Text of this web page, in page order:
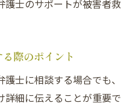
護士のサポートが被害者救
際のポイント
士に相談する場合でも、
詳細に伝えることが重要で